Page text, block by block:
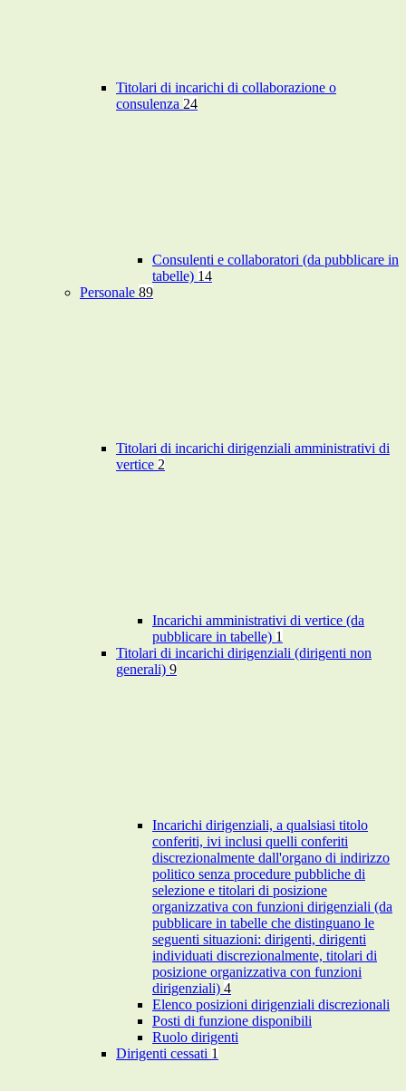
Titolari di incarichi di collaborazione o
consulenza 24
Consulenti e collaboratori (da pubblicare in
tabelle) 14
Personale 89
Titolari di incarichi dirigenziali amministrativi di
vertice 2
Incarichi amministrativi di vertice (da
pubblicare in tabelle) 1
Titolari di incarichi dirigenziali (dirigenti non
generali) 9
Incarichi dirigenziali, a qualsiasi titolo
conferiti, ivi inclusi quelli conferiti
discrezionalmente dall'organo di indirizzo
politico senza procedure pubbliche di
selezione e titolari di posizione
organizzativa con funzioni dirigenziali (da
pubblicare in tabelle che distinguano le
seguenti situazioni: dirigenti, dirigenti
individuati discrezionalmente, titolari di
posizione organizzativa con funzioni
dirigenziali) 4
Elenco posizioni dirigenziali discrezionali
Posti di funzione disponibili
Ruolo dirigenti
Dirigenti cessati 1